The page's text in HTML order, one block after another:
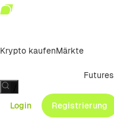
Krypto kaufenMärkte
Futures
Login
Registrierung